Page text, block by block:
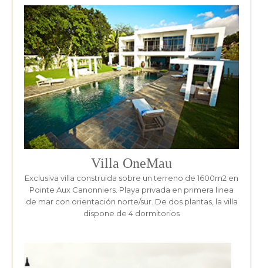
Villa OneMau
Exclusiva villa construida sobre un terreno de 1600m2 en
Pointe Aux Canonniers. Playa privada en primera linea
de mar con orientación norte/sur. De dos plantas, la villa
dispone de 4 dormitorios